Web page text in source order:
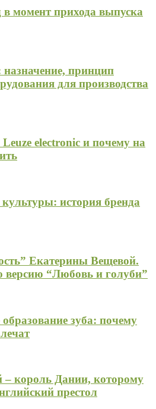
момент прихода выпуска
принцип
для производства
electronic и почему на
история бренда
Екатерины Вещевой.
версию “Любовь и голуби”
зуба: почему
король Дании, которому
престол